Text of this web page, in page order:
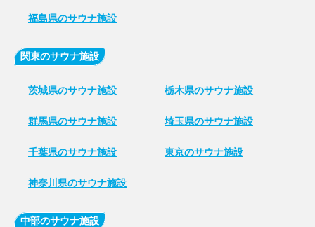
福島県のサウナ施設
関東のサウナ施設
茨城県のサウナ施設 栃木県のサウナ施設
群馬県のサウナ施設 埼玉県のサウナ施設
千葉県のサウナ施設 東京のサウナ施設
神奈川県のサウナ施設
中部のサウナ施設